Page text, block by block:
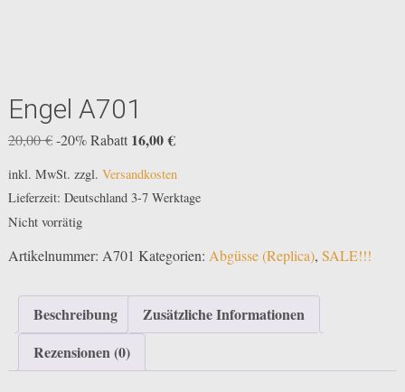
Engel A701
20,00€Ursprünglicher
war:
20,00 €
-20% Rabatt 16,00€Aktueller
ist:
16,00 €.
inkl. MwSt. zzgl. Versandkosten
Lieferzeit: Deutschland 3-7 Werktage
Nicht vorrätig
Artikelnummer: A701 Kategorien: Abgüsse (Replica), SALE!!!
Beschreibung
Zusätzliche Informationen
Rezensionen (0)